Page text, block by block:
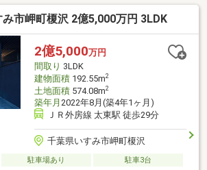
市岬町榎沢 2億5,000万円 3LDK
2億5,000万円
間取り 3LDK
建物面積192.55m2
土地面積574.08m2
築年月 2022年8月(築4年1ヶ月)
ＪＲ外房線 太東駅 徒歩29分
千葉県いすみ市岬町榎沢
駐車場あり
駐車3台